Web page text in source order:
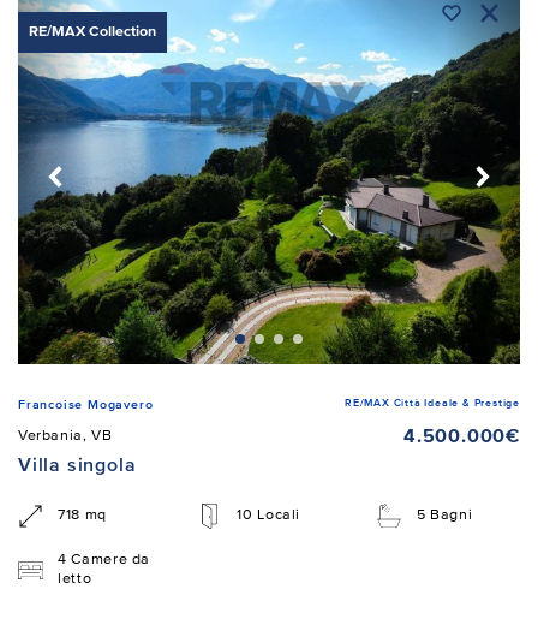
RE/MAX Collection
Francoise Mogavero RE/MAX Città Ideale & Prestige
Verbania, VB
4.500.000€
Villa singola
718 mq 10 Locali 5 Bagni
4 Camere da
letto